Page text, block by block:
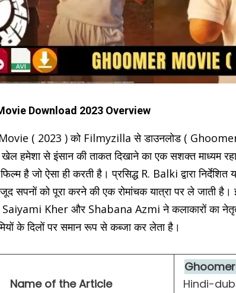
Download 2023 Overview
( 2023 ) को Filmyzilla से डाउनलोड (
हमेशा से इंसान की ताकत दिखाने का एक सशक्त माध्यम
फिल्म है जो ऐसा ही करती है। प्रसिद्ध R. Balki द्वारा
सपनों को पूरा करने की एक रोमांचक यात्रा पर ले जाती
Kher और Shabana Azmi ने कलाकारों का
के दिलों पर समान रूप से कब्जा कर लेता है।
Name of the Article
Hindi-